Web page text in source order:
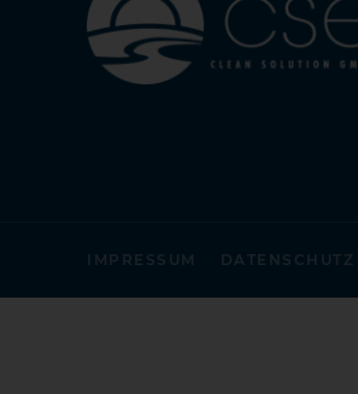
IMPRESSUM DATENSCHUTZ